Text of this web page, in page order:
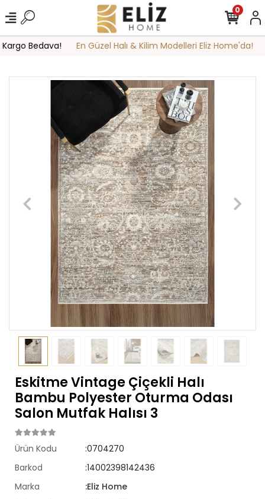
Bedava! En Güzel Halı & Kilim Modelleri Eliz Home'da!
0
Eskitme Vintage Çiçekli Halı
Bambu Polyester Oturma Odası
Salon Mutfak Halısı 3
Ürün Kodu
:0704270
Barkod
:14002398142436
Marka
:Eliz Home